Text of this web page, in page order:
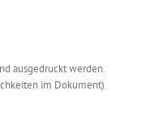
ausgedruckt werden.
im Dokument).